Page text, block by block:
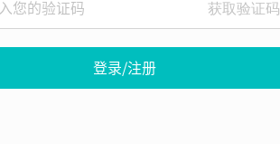
获取验证码
登录/注册